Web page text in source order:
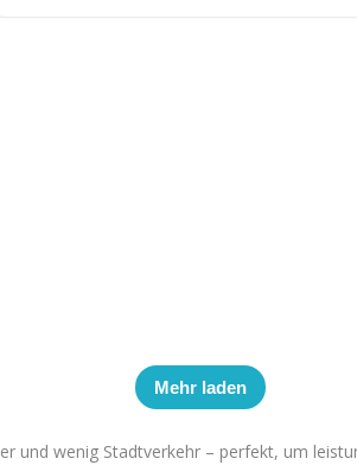
Mehr laden
und wenig Stadtverkehr – perfekt, um